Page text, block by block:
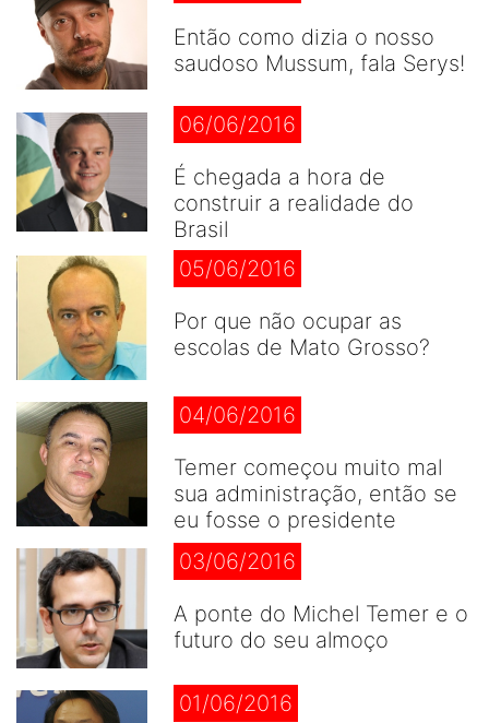
Então como dizia o nosso
saudoso Mussum, fala Serys!
06/06/2016
É chegada a hora de
construir a realidade do
Brasil
05/06/2016
Por que não ocupar as
escolas de Mato Grosso?
04/06/2016
Temer começou muito mal
sua administração, então se
eu fosse o presidente
03/06/2016
A ponte do Michel Temer e o
futuro do seu almoço
01/06/2016